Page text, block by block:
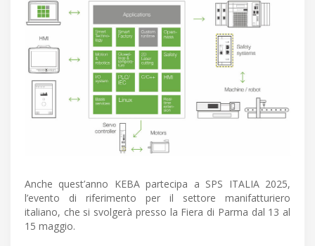
Anche quest’anno KEBA partecipa a SPS ITALIA 2025,
l’evento di riferimento per il settore manifatturiero
italiano, che si svolgerà presso la Fiera di Parma dal 13 al
15 maggio.